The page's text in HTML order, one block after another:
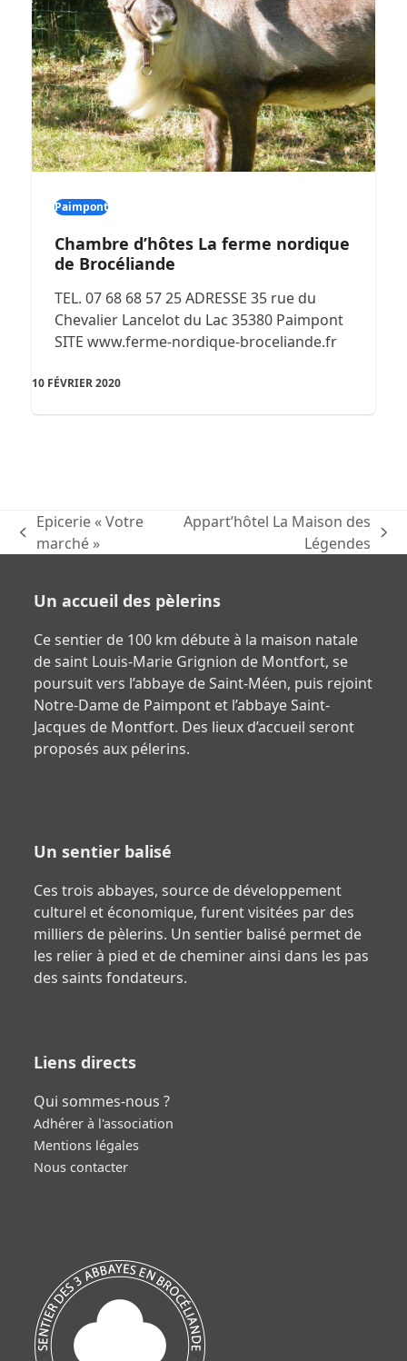
Paimpont
Chambre d’hôtes La ferme nordique
de Brocéliande
TEL. 07 68 68 57 25 ADRESSE 35 rue du
Chevalier Lancelot du Lac 35380 Paimpont
SITE www.ferme-nordique-broceliande.fr
10 FÉVRIER 2020
previous
Epicerie « Votre
marché »
Appart’hôtel La Maison des
Légendes
Un accueil des pèlerins
Ce sentier de 100 km débute à la maison natale
de saint Louis-Marie Grignion de Montfort, se
poursuit vers l’abbaye de Saint-Méen, puis rejoint
Notre-Dame de Paimpont et l’abbaye Saint-
Jacques de Montfort. Des lieux d’accueil seront
proposés aux pélerins.
Un sentier balisé
Ces trois abbayes, source de développement
culturel et économique, furent visitées par des
milliers de pèlerins. Un sentier balisé permet de
les relier à pied et de cheminer ainsi dans les pas
des saints fondateurs.
Liens directs
Qui sommes-nous ?
Adhérer à l'association
Mentions légales
Nous contacter